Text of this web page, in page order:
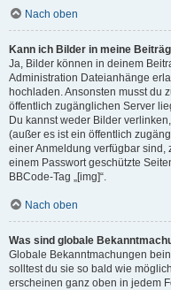
Nach oben
Kann ich Bilder in meine
Ja, Bilder können in deinem
Administration Dateianhänge
hochladen. Ansonsten musst du
öffentlich zugänglichen Server
Du kannst weder Bilder
(außer es ist ein öffentlich
einer Anmeldung verfügbar sind,
einem Passwort geschützte
BBCode-Tag „[img]“.
Nach oben
Was sind globale
Globale Bekanntmachungen
solltest du sie so bald wie
erscheinen ganz oben in jedem